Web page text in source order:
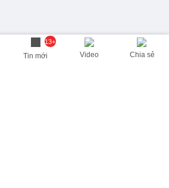
13+
Tin mới Video Chia sẻ